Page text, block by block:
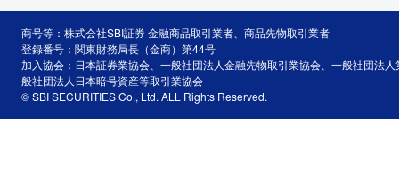
商号等：株式会社SBI証券 金融商品取引業者、商品先物取引業者
登録番号：関東財務局長（金商）第44号
加入協会：日本証券業協会、一般社団法人金融先物取引業協会、一般社団法
般社団法人日本暗号資産等取引業協会
© SBI SECURITIES Co., Ltd. ALL Rights Reserved.